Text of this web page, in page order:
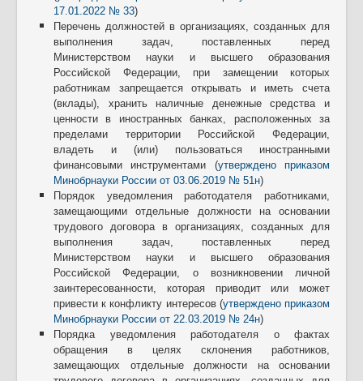
17.01.2022 № 33)
Перечень должностей в организациях, созданных для
выполнения задач, поставленных перед
Министерством науки и высшего образования
Российской Федерации, при замещении которых
работникам запрещается открывать и иметь счета
(вклады), хранить наличные денежные средства и
ценности в иностранных банках, расположенных за
пределами территории Российской Федерации,
владеть и (или) пользоваться иностранными
финансовыми инструментами (утверждено приказом
Минобрнауки России от 03.06.2019 № 51н)
Порядок уведомления работодателя работниками,
замещающими отдельные должности на основании
трудового договора в организациях, созданных для
выполнения задач, поставленных перед
Министерством науки и высшего образования
Российской Федерации, о возникновении личной
заинтересованности, которая приводит или может
привести к конфликту интересов (утверждено приказом
Минобрнауки России от 22.03.2019 № 24н)
Порядка уведомления работодателя о фактах
обращения в целях склонения работников,
замещающих отдельные должности на основании